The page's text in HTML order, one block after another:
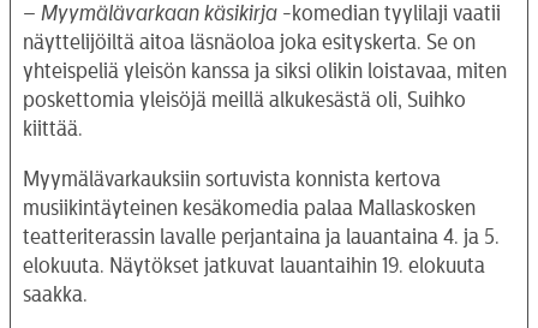
– Myymälävarkaan käsikirja -komedian tyylilaji vaatii
näyttelijöiltä aitoa läsnäoloa joka esityskerta. Se on
yhteispeliä yleisön kanssa ja siksi olikin loistavaa, miten
poskettomia yleisöjä meillä alkukesästä oli, Suihko
kiittää.
Myymälävarkauksiin sortuvista konnista kertova
musiikintäyteinen kesäkomedia palaa Mallaskosken
teatteriterassin lavalle perjantaina ja lauantaina 4. ja 5.
elokuuta. Näytökset jatkuvat lauantaihin 19. elokuuta
saakka.